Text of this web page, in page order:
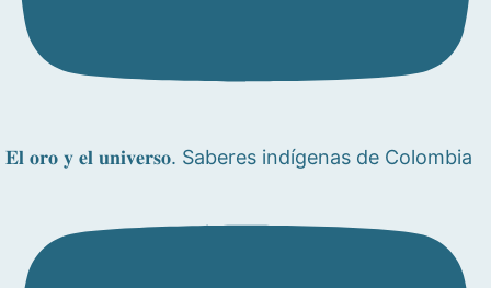
𝐄𝐥 𝐨𝐫𝐨 𝐲 𝐞𝐥 𝐮𝐧𝐢𝐯𝐞𝐫𝐬𝐨. Saberes indígenas de Colombia